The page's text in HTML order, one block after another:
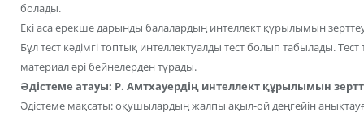
болады.
Екі аса ерекше дарынды балалардың интеллект құрылымын
Бұл тест кәдімгі топтық интеллектуалды тест болып табылады.
материал әрі бейнелерден тұрады.
Әдістеме атауы: Р. Амтхауердің интеллект құрылымын
Әдістеме мақсаты: оқушылардың жалпы ақыл-ой деңгейін